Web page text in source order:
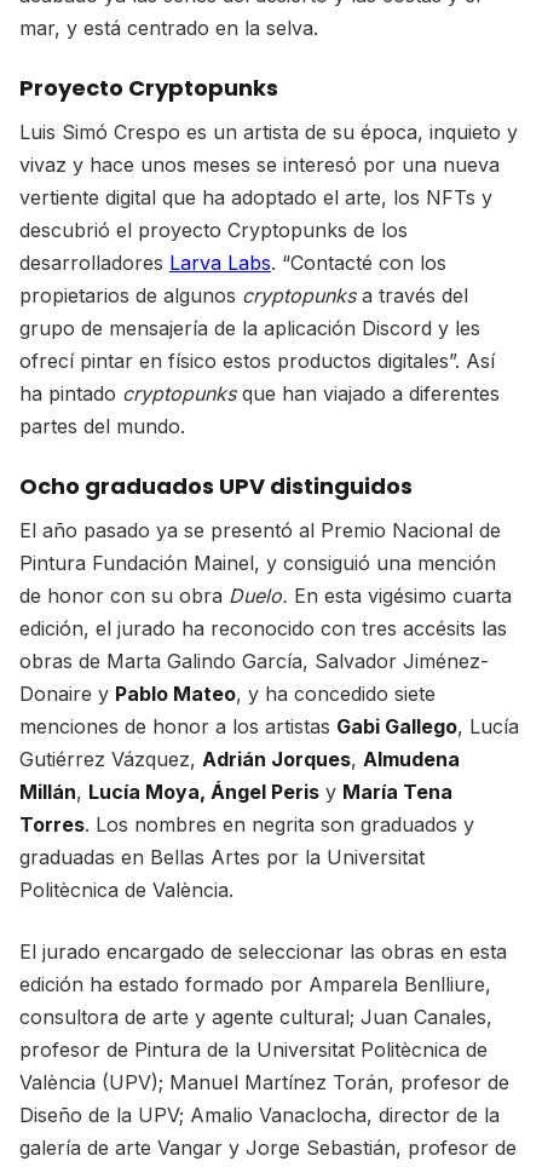
mar, y está centrado en la selva.
Proyecto Cryptopunks
Luis Simó Crespo es un artista de su época, inquieto y
vivaz y hace unos meses se interesó por una nueva
vertiente digital que ha adoptado el arte, los NFTs y
descubrió el proyecto Cryptopunks de los
desarrolladores Larva Labs. “Contacté con los
propietarios de algunos cryptopunksa través del
grupo de mensajería de la aplicación Discord y les
ofrecí pintar en físico estos productos digitales”. Así
ha pintado cryptopunksque han viajado a diferentes
partes del mundo.
Ocho graduados UPV distinguidos
El año pasado ya se presentó al Premio Nacional de
Pintura Fundación Mainel, y consiguió una mención
de honor con su obra Duelo. En esta vigésimo cuarta
edición, el jurado ha reconocido con tres accésits las
obras de Marta Galindo García, Salvador Jiménez-
Donaire y Pablo Mateo, y ha concedido siete
menciones de honor a los artistas Gabi Gallego, Lucía
Gutiérrez Vázquez, Adrián Jorques, Almudena
Millán, Lucía Moya, Ángel Peris y María Tena
Torres. Los nombres en negrita son graduados y
graduadas en Bellas Artes por la Universitat
Politècnica de València.
El jurado encargado de seleccionar las obras en esta
edición ha estado formado por Amparela Benlliure,
consultora de arte y agente cultural; Juan Canales,
profesor de Pintura de la Universitat Politècnica de
València (UPV); Manuel Martínez Torán, profesor de
Diseño de la UPV; Amalio Vanaclocha, director de la
galería de arte Vangar y Jorge Sebastián, profesor de